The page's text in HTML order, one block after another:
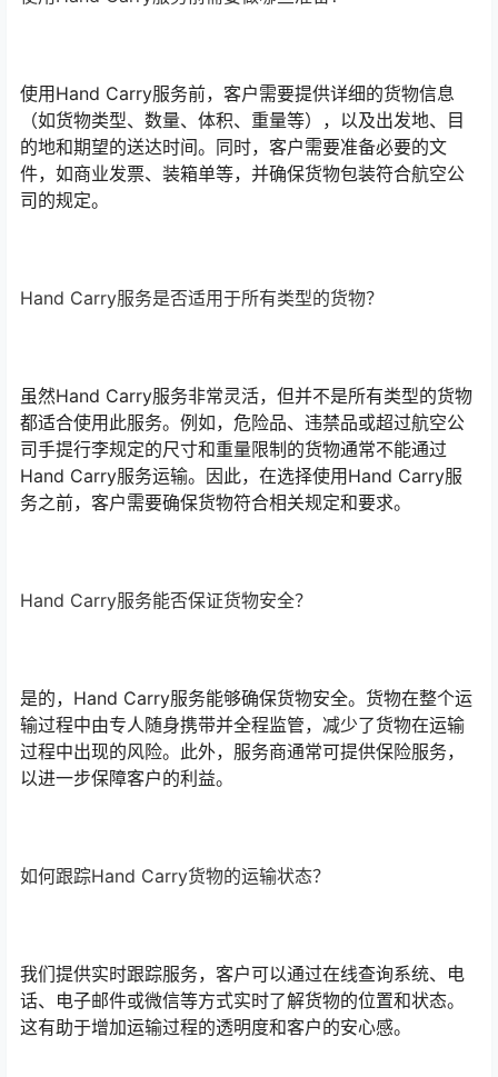
使用Hand Carry服务前，客户需要提供详细的货物信息
（如货物类型、数量、体积、重量等），以及出发地、目
的地和期望的送达时间。同时，客户需要准备必要的文
件，如商业发票、装箱单等，并确保货物包装符合航空公
司的规定。
Hand Carry服务是否适用于所有类型的货物？
虽然Hand Carry服务非常灵活，但并不是所有类型的货物
都适合使用此服务。例如，危险品、违禁品或超过航空公
司手提行李规定的尺寸和重量限制的货物通常不能通过
Hand Carry服务运输。因此，在选择使用Hand Carry服
务之前，客户需要确保货物符合相关规定和要求。
Hand Carry服务能否保证货物安全？
是的，Hand Carry服务能够确保货物安全。货物在整个运
输过程中由专人随身携带并全程监管，减少了货物在运输
过程中出现的风险。此外，服务商通常可提供保险服务，
以进一步保障客户的利益。
如何跟踪Hand Carry货物的运输状态？
我们提供实时跟踪服务，客户可以通过在线查询系统、电
话、电子邮件或微信等方式实时了解货物的位置和状态。
这有助于增加运输过程的透明度和客户的安心感。